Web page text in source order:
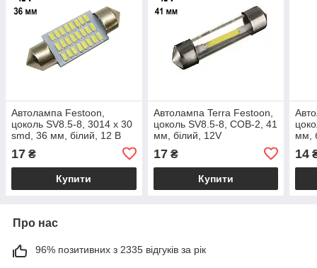
Автолампа Festoon,
цоколь SV8.5-8, 3014 x 30
smd, 36 мм, білий, 12 В
17 ₴
Купити
Автолампа Terra Festoon,
цоколь SV8.5-8, COB-2, 41
мм, білий, 12V
17₴
Купити
мм,
14
Про нас
96% позитивних з 2335 відгуків за рік